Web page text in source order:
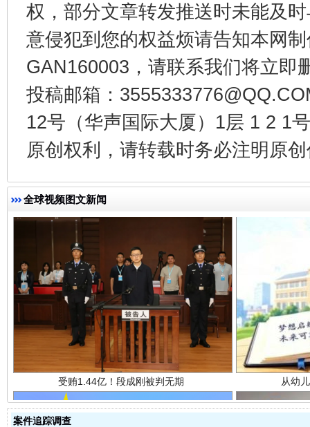
权，部分文章转发推送时未能及
意侵犯到您的权益烦请告知本网
GAN160003，请联系我们将立即
投稿邮箱：
12号（华声国际大厦）1层 1 2 1
原创权利，请转载时务必注明原
全球视频图文新闻
揭开“小金库”的免责幌子
受贿1.44亿！段成刚被判无期 从幼
案件追踪调查